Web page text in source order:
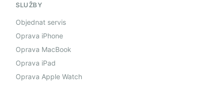
SLUŽBY
Objednat servis
Oprava iPhone
Oprava MacBook
Oprava iPad
Oprava Apple Watch